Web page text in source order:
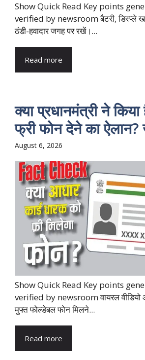
Show Quick Read Key points
verified by newsroom बैटरी, डिस्प्ले
ठंडी-हवादार जगह पर रखें।...
Read more
क्या प्रधानमंत्री ने
फ्री फोन देने का
August 6, 2026
Show Quick Read Key points
verified by newsroom वायरल वीडियो
मुफ्त फोल्डेबल फोन मिलने...
Read more